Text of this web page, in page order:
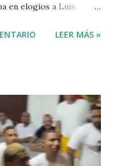
en elogios a Luis
LEER MÁS »